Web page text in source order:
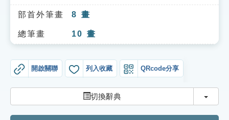
知識索引
單字索引
部首外筆畫 8 畫
總筆畫 10 畫
開啟關聯 列入收藏 QRcode分享
切換辭典 切換